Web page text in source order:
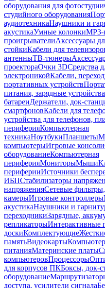
оборудования для фотостудии
студийного оборудования
аудиотехникаНаушники и
акустикаУмные колонки
проигрывателиАксессуары
стойкиКабели для
антенныТВ-тюнеры
проектораОчки 3DСредства
электроникойКабели,
портативных устройств
питания, зарядные устройства
батареиДержатели, док-
смартфоновКабели для
устройства для телефонов,
периферияКомпьютерная
техникаНоутбукиПланшеты
компьютерыИгровые консоли
оборудованиеКомпьютерная
периферияМониторыМыши
периферииИсточники
ИБПСтабилизаторы
напряженияСетевые
камерыИгровые контроллеры
акустикаНаушники и
переходникиЗарядные,
репликаторыИнтерактивные
доскиКомплектующие
памятьВидеокарты
питанияМатеринские платы
компьютеровПроцессоры
для корпусов ПКБоксы, док-
оборудование
доступа, усилители сигнала